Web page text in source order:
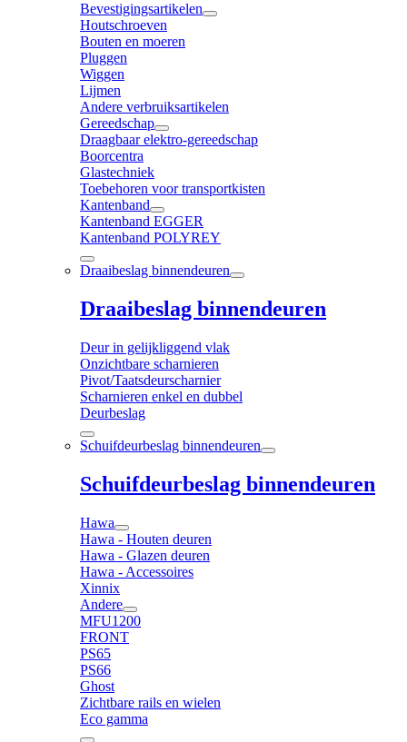
Bevestigingsartikelen
Houtschroeven
Bouten en moeren
Pluggen
Wiggen
Lijmen
Andere verbruiksartikelen
Gereedschap
Draagbaar elektro-gereedschap
Boorcentra
Glastechniek
Toebehoren voor transportkisten
Kantenband
Kantenband EGGER
Kantenband POLYREY
Draaibeslag binnendeuren
Draaibeslag binnendeuren
Deur in gelijkliggend vlak
Onzichtbare scharnieren
Pivot/Taatsdeurscharnier
Scharnieren enkel en dubbel
Deurbeslag
Schuifdeurbeslag binnendeuren
Schuifdeurbeslag binnendeuren
Hawa
Hawa - Houten deuren
Hawa - Glazen deuren
Hawa - Accessoires
Xinnix
Andere
MFU1200
FRONT
PS65
PS66
Ghost
Zichtbare rails en wielen
Eco gamma